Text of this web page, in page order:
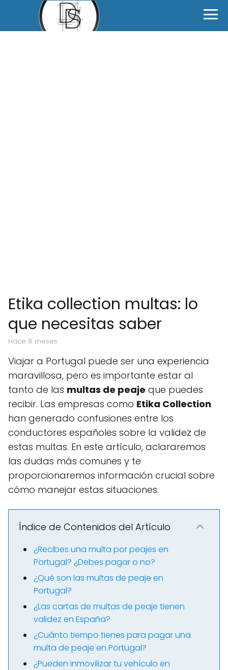
Etika collection multas: lo
que necesitas saber
hace 8 meses
Viajar a Portugal puede ser una experiencia
maravillosa, pero es importante estar al
tanto de las multas de peaje que puedes
recibir. Las empresas como Etika Collection
han generado confusiones entre los
conductores españoles sobre la validez de
estas multas. En este artículo, aclararemos
las dudas más comunes y te
proporcionaremos información crucial sobre
cómo manejar estas situaciones.
Índice de Contenidos del Artículo
¿Recibes una multa por peajes en
Portugal? ¿Debes pagar o no?
¿Qué son las multas de peaje en
Portugal?
¿Las cartas de multas de peaje tienen
validez en España?
¿Cuánto tiempo tienes para pagar una
multa de peaje en Portugal?
¿Pueden inmovilizar tu vehículo en